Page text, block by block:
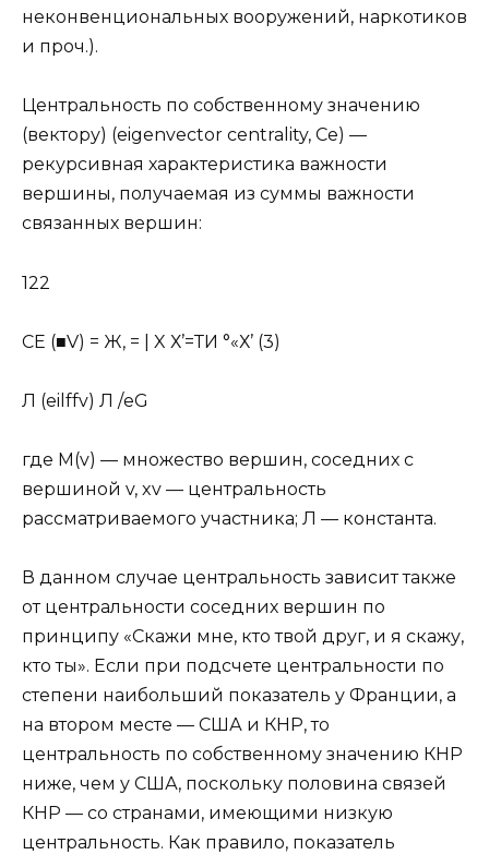
неконвенциональных вооружений, наркотиков
и проч.).
Центральность по собственному значению
(вектору) (eigenvector centrality, Се) —
рекурсивная характеристика важности
вершины, получаемая из суммы важности
связанных вершин:
122
СЕ (■V) = Ж, = | X Х’=ТИ °«Х’ (3)
Л (eilffv) Л /eG
где M(v) — множество вершин, соседних с
вершиной v, xv — центральность
рассматриваемого участника; Л — константа.
В данном случае центральность зависит также
от центральности соседних вершин по
принципу «Скажи мне, кто твой друг, и я скажу,
кто ты». Если при подсчете центральности по
степени наибольший показатель у Франции, а
на втором месте — США и КНР, то
центральность по собственному значению КНР
ниже, чем у США, поскольку половина связей
КНР — со странами, имеющими низкую
центральность. Как правило, показатель